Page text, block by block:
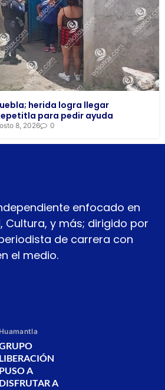
herida logra llegar
para pedir ayuda
8, 2026 0
enfocado en
Cultura, y más; dirigido por
de carrera con
el medio.
Huamantla
LIBERACIÓN
PUSO A
DISFRUTAR A